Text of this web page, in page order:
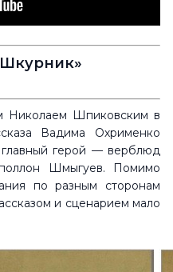
Николаем Шпиковским в
Вадима Охрименко
герой — верблюд
Шмыгуев. Помимо
по разным сторонам
и сценарием мало